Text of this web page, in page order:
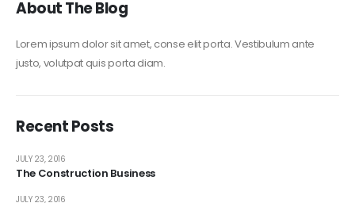
About The Blog
Lorem ipsum dolor sit amet, conse elit porta. Vestibulum ante
justo, volutpat quis porta diam.
Recent Posts
The Construction Business
JULY 23, 2016
JULY 23, 2016